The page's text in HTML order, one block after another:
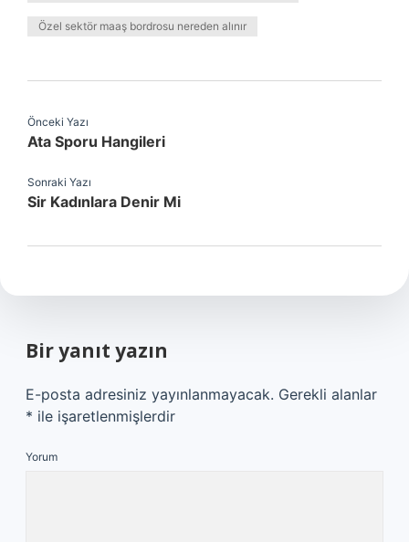
Özel sektör maaş bordrosu nereden alınır
Önceki Yazı
Ata Sporu Hangileri
Sonraki Yazı
Sir Kadınlara Denir Mi
Bir yanıt yazın
E-posta adresiniz yayınlanmayacak. Gerekli alanlar
* ile işaretlenmişlerdir
Yorum